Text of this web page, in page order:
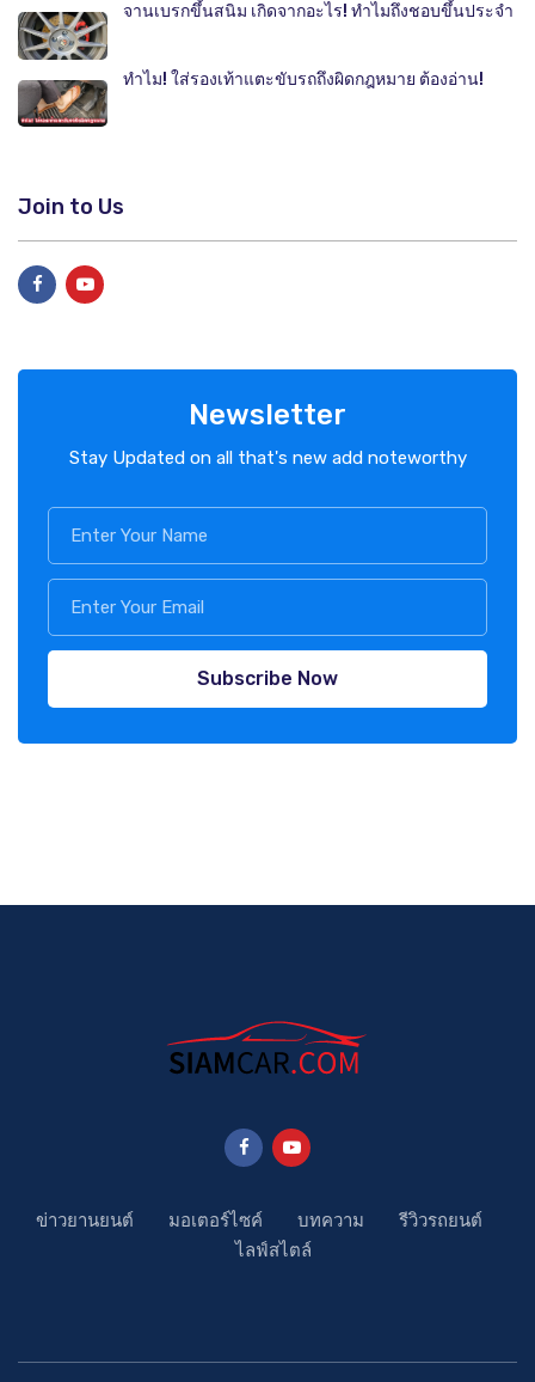
จานเบรกขึ้นสนิม เกิดจากอะไร! ทำไมถึงชอบขึ้นประจำ
ทำไม! ใส่รองเท้าแตะขับรถถึงผิดกฎหมาย ต้องอ่าน!
Join to Us
Newsletter
Stay Updated on all that's new add noteworthy
Subscribe Now
ข่าวยานยนต์ มอเตอร์ไซค์ บทความ
รีวิวรถยนต์
ไลฟ์สไตล์